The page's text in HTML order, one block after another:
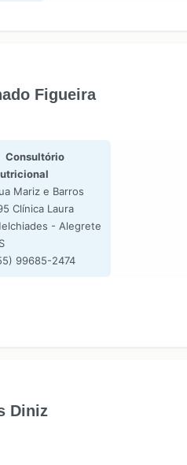
Figueira
Consultório
Mariz e Barros
Clínica Laura
- Alegrete
99685-2474
Diniz